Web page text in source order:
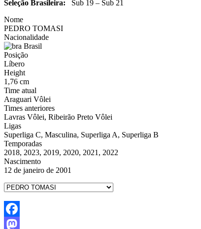
Seleção Brasileira: Sub 19 – Sub 21
Nome
PEDRO TOMASI
Nacionalidade
Brasil
Posição
Líbero
Height
1,76 cm
Time atual
Araguari Vôlei
Times anteriores
Lavras Vôlei, Ribeirão Preto Vôlei
Ligas
Superliga C, Masculina, Superliga A, Superliga B
Temporadas
2018, 2023, 2019, 2020, 2021, 2022
Nascimento
12 de janeiro de 2001
Facebook